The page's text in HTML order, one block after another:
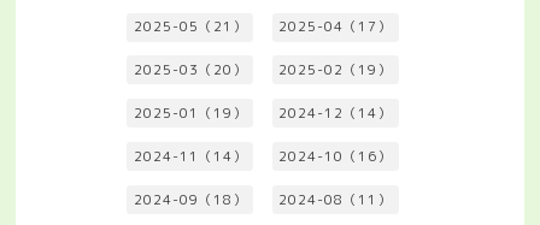
2025-05（21） 2025-04（17）
2025-03（20） 2025-02（19）
2025-01（19） 2024-12（14）
2024-11（14） 2024-10（16）
2024-09（18） 2024-08（11）